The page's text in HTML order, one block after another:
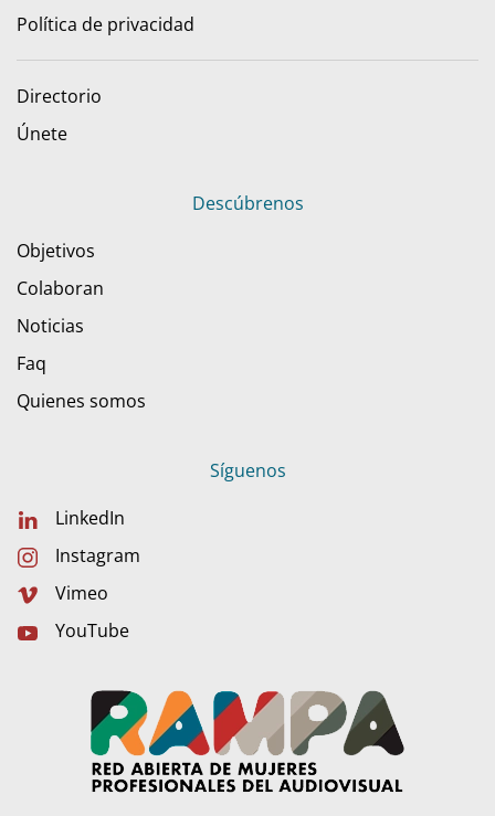
Política de privacidad
Directorio
Únete
Descúbrenos
Objetivos
Colaboran
Noticias
Faq
Quienes somos
Síguenos
LinkedIn
Instagram
Vimeo
YouTube